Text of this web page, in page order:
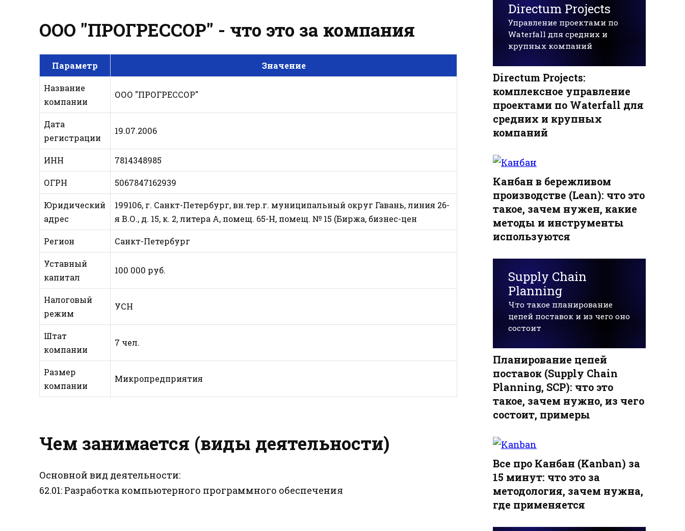
ООО "ПРОГРЕССОР" - что это за компания
Параметр Значение
Название
компании
ООО "ПРОГРЕССОР"
Дата
регистрации
19.07.2006
ИНН 7814348985
ОГРН 5067847162939
Юридический
адрес
199106, г. Санкт-Петербург, вн.тер.г. муниципальный округ Гавань, линия 26-
я В.О., д. 15, к. 2, литера А, помещ. 65-Н, помещ. № 15 (Биржа, бизнес-цен
Регион Санкт-Петербург
Уставный
капитал
100 000 руб.
Налоговый
режим
УСН
Штат
компании
7 чел.
Размер
компании
Микропредприятия
Чем занимается (виды деятельности)
Основной вид деятельности:
62.01: Разработка компьютерного программного обеспечения
Directum Projects
Управление проектами по
Waterfall для средних и
крупных компаний
Directum Projects:
комплексное управление
проектами по Waterfall для
средних и крупных
компаний
Канбан в бережливом
производстве (Lean): что это
такое, зачем нужен, какие
методы и инструменты
используются
Supply Chain
Planning
Что такое планирование
цепей поставок и из чего оно
состоит
Планирование цепей
поставок (Supply Chain
Planning, SCP): что это
такое, зачем нужно, из чего
состоит, примеры
Все про Канбан (Kanban) за
15 минут: что это за
методология, зачем нужна,
где применяется